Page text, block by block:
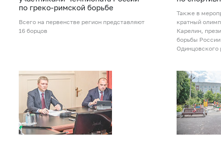
по греко-римской борьбе
Всего на первенстве регион представляют
16 борцов
Также в
кратный
Карелин,
борьбы
Одинцовского